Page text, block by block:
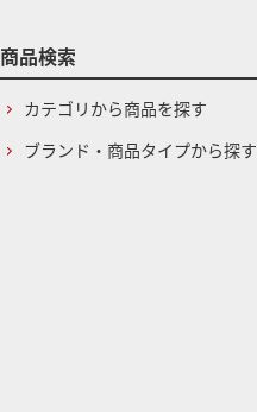
商品検索
カテゴリから商品を探す
ブランド・商品タイプから探す